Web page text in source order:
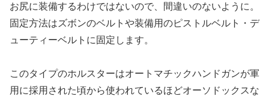
お尻に装備するわけではないので、間違いのないように。
固定方法はズボンのベルトや装備用のピストルベルト・デ
ューティーベルトに固定します。
このタイプのホルスターはオートマチックハンドガンが軍
用に採用された頃から使われているほどオーソドックスな